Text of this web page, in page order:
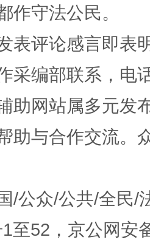
作守法公民。
表评论感言即表
采编部联系，电
助网站属多元发
助与合作交流。
/公众/公共/全民/
至52，京公网安